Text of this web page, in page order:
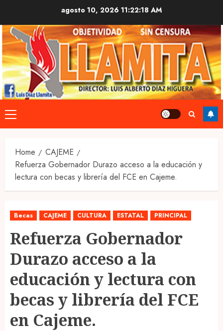
content
agosto 10, 2026 11:22:19 AM
Primary
Menu
Home
CAJEME
Refuerza Gobernador Durazo acceso a la educación y
lectura con becas y librería del FCE en Cajeme.
Becas CAJEME CULTURA ESTATAL PRINCIPAL
Refuerza Gobernador
Durazo acceso a la
educación y lectura con
becas y librería del FCE
en Cajeme.